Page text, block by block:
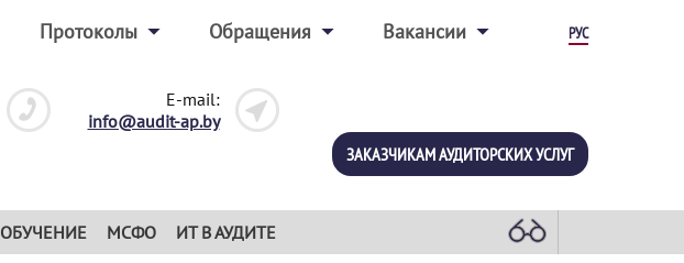
Протоколы Обращения Вакансии РУС
E-mail:
info@audit-ap.by
ЗАКАЗЧИКАМ АУДИТОРСКИХ УСЛУГ
ОБУЧЕНИЕ МСФО ИТ В АУДИТЕ